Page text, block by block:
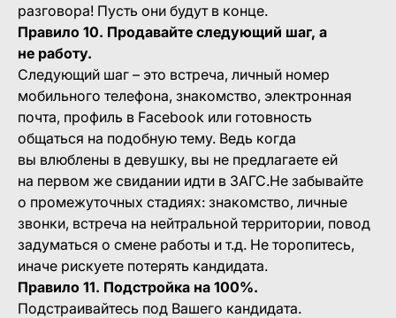
разговора! Пусть они будут в конце.
Правило 10. Продавайте следующий шаг, а
не работу.
Следующий шаг – это встреча, личный номер
мобильного телефона, знакомство, электронная
почта, профиль в Facebook или готовность
общаться на подобную тему. Ведь когда
вы влюблены в девушку, вы не предлагаете ей
на первом же свидании идти в ЗАГС.Не забывайте
о промежуточных стадиях: знакомство, личные
звонки, встреча на нейтральной территории, повод
задуматься о смене работы и т.д. Не торопитесь,
иначе рискуете потерять кандидата.
Правило 11. Подстройка на 100%.
Подстраивайтесь под Вашего кандидата.